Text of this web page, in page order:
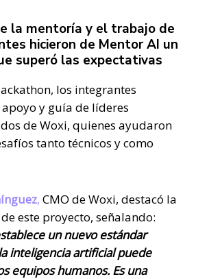
la mentoría y el trabajo de
hicieron de Mentor AI un
superó las expectativas
los integrantes
y guía de líderes
de Woxi, quienes ayudaron
tanto técnicos y como
, CMO de Woxi, destacó la
este proyecto, señalando:
un nuevo estándar
inteligencia artificial puede
equipos humanos. Es una